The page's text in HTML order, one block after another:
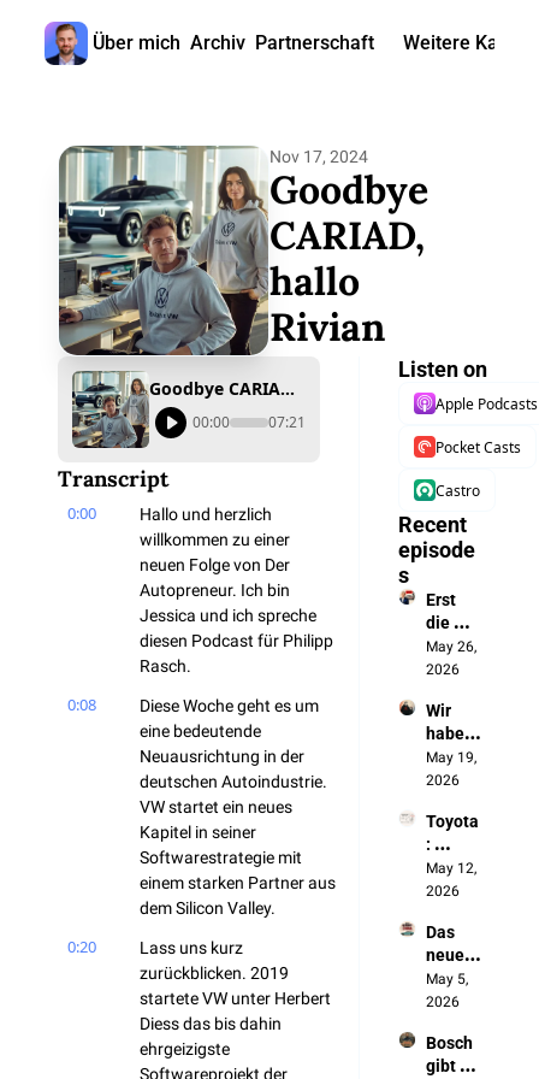
Über mich Archiv Partnerschaft Weitere Kanäle
Nov 17, 2024
Goodbye
CARIAD,
hallo
Rivian
Goodbye CARIAD, hallo Rivian
00:00 07:21
Transcript
0:00
Hallo und herzlich
willkommen zu einer
neuen Folge von Der
Autopreneur. Ich bin
Jessica und ich spreche
diesen Podcast für Philipp
Rasch.
0:08
Diese Woche geht es um
eine bedeutende
Neuausrichtung in der
deutschen Autoindustrie.
VW startet ein neues
Kapitel in seiner
Softwarestrategie mit
einem starken Partner aus
dem Silicon Valley.
0:20
Lass uns kurz
zurückblicken. 2019
startete VW unter Herbert
Diess das bis dahin
ehrgeizigste
Softwareprojekt der
Listen on
Apple Podcasts
Pocket Casts
Castro
Recent
episode
s
Erst
die
Batteri
e, jetzt
autono
me
Fahren
May 26,
2026
Wir
haben
die
Chines
ausges
perrt.
Jetzt
bauen
unsere
Autos
May 19,
2026
Toyota
:
„Wenn
sich
ändert,
werde
n wir
NICHT
ben"
May 12,
2026
Das
neue
Made
in
ny
entste
May 5,
2026
Bosch
gibt